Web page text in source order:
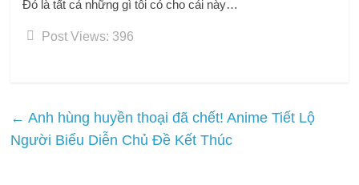
Đó là tất cả những gì tôi có cho cái này…
Post Views: 396
← Anh hùng huyền thoại đã chết! Anime Tiết Lộ
Người Biểu Diễn Chủ Đề Kết Thúc